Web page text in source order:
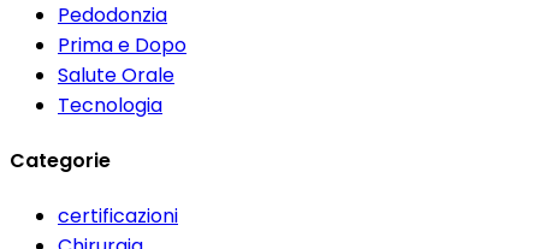
Pedodonzia
Prima e Dopo
Salute Orale
Tecnologia
Categorie
certificazioni